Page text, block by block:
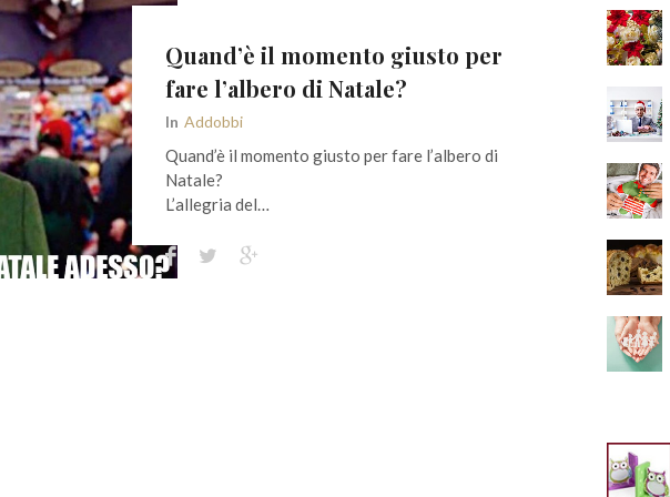
Quand’è il momento giusto per
fare l’albero di Natale?
In Addobbi
Quand’è il momento giusto per fare l’albero di
Natale?
L’allegria del…